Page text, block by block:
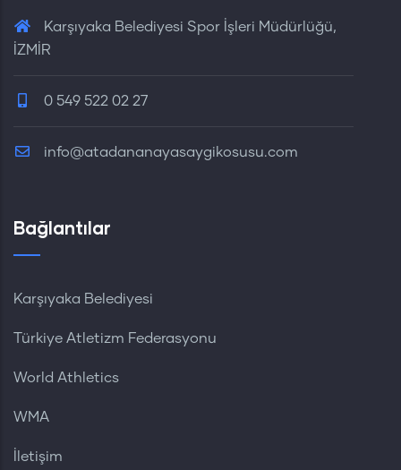
Karşıyaka Belediyesi Spor İşleri Müdürlüğü,
İZMİR
0 549 522 02 27
info@atadananayasaygikosusu.com
Bağlantılar
Karşıyaka Belediyesi
Türkiye Atletizm Federasyonu
World Athletics
WMA
İletişim